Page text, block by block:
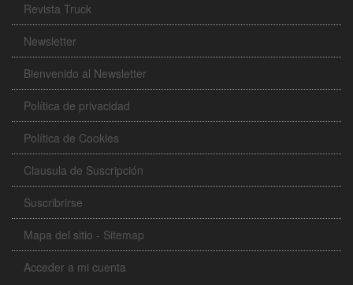
Revista Truck
Newsletter
Bienvenido al Newsletter
Política de privacidad
Política de Cookies
Clausula de Suscripción
Suscribrirse
Mapa del sitio - Sitemap
Acceder a mi cuenta